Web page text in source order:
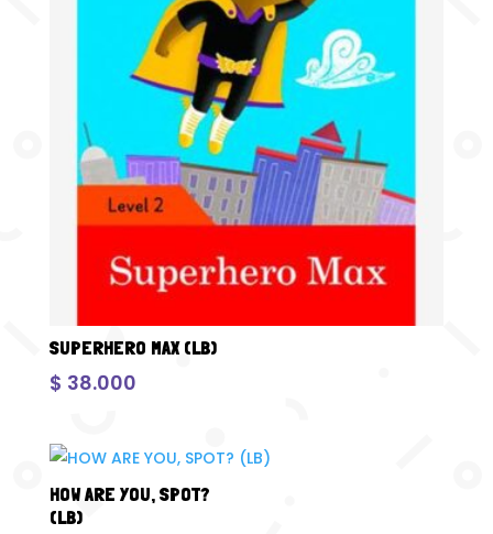
SUPERHERO MAX (LB)
$ 38.000
HOW ARE YOU, SPOT?
(LB)